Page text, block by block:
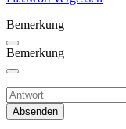
Bemerkung
Bemerkung
Absenden